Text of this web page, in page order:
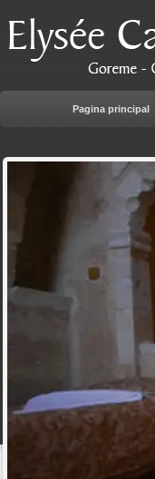
Pagina principal